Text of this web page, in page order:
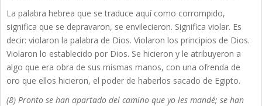
La palabra hebrea que se traduce aquí como corrompido,
significa que se depravaron, se envilecieron. Significa violar. Es
decir: violaron la palabra de Dios. Violaron los principios de Dios.
Violaron lo establecido por Dios. Se hicieron y le atribuyeron a
algo que era obra de sus mismas manos, con una ofrenda de
oro que ellos hicieron, el poder de haberlos sacado de Egipto.
(8) Pronto se han apartado del camino que yo les mandé; se han